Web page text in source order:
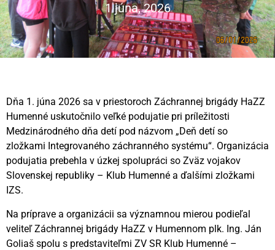
1 júna, 2026
Dňa 1. júna 2026 sa v priestoroch Záchrannej brigády HaZZ
Humenné uskutočnilo veľké podujatie pri príležitosti
Medzinárodného dňa detí pod názvom „Deň detí so
zložkami Integrovaného záchranného systému“. Organizácia
podujatia prebehla v úzkej spolupráci so Zväz vojakov
Slovenskej republiky – Klub Humenné a ďalšími zložkami
IZS.
Na príprave a organizácii sa významnou mierou podieľal
veliteľ Záchrannej brigády HaZZ v Humennom plk. Ing. Ján
Goliaš spolu s predstaviteľmi ZV SR Klub Humenné –